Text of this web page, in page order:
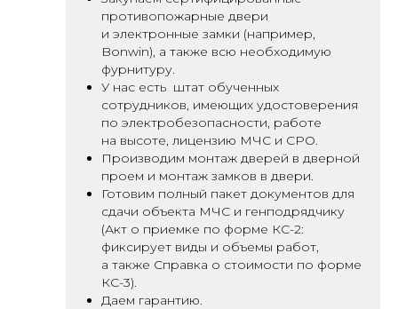
противопожарные двери
и электронные замки (например,
Bonwin), а также всю необходимую
фурнитуру.
У нас есть штат обученных
сотрудников, имеющих удостоверения
по электробезопасности, работе
на высоте, лицензию МЧС и СРО.
Производим монтаж дверей в дверной
проем и монтаж замков в двери.
Готовим полный пакет документов для
сдачи объекта МЧС и генподрядчику
(Акт о приемке по форме КС-2:
фиксирует виды и объемы работ,
а также Справка о стоимости по форме
КС-3).
Даем гарантию.